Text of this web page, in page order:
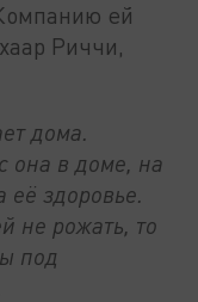
ей
Риччи,
дома.
она в доме, на
её здоровье.
не рожать, то
под